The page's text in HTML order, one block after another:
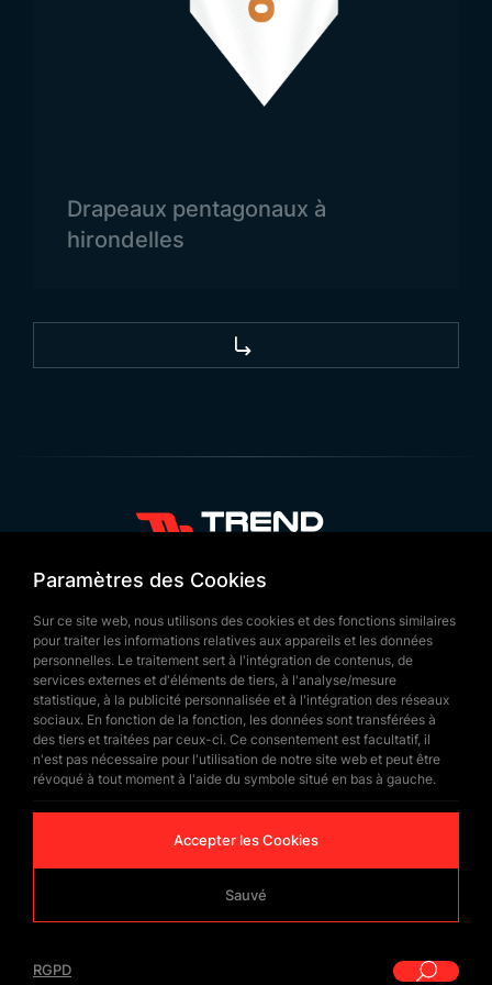
Le drapeau national est utilisé aussi bien dans les
domaines officiels que privés. Cependant, il est
surtout présent lors des cérémonies d’État et dans
démonstrations militaires. Dans ces cas, le
drapeau national est largement utilisé. Le Pérou
peuple péruvien nourrit un profond attachement
pour son drapeau. On le retrouve souvent dans les
établissements d’enseignement et les centres de
Tissage et Vente en Gros
du Drapeau du Pérou
Le drapeau du Pérou est principalement vendu en
gros pour être utilisé lors d’événements
internationaux et de grandes manifestations. La
vente en gros permet une utilisation à grande
échelle lors d’événements officiels, de
représentations diplomatiques ou de compétitions
sportives. Les drapeaux sont fabriqués à partir de
tissus durables et conçus pour résister longtemps
aux conditions extérieures. La vente en gros est
généralement destinée aux grandes célébrations,
Drapeaux pentagonaux à
hirondelles
+90 532 646 60 58
+90 532 577 60 57
bilgi@trendbayrak.com
Uğur Mumcu Mah. Eski Edirne Asfaltı
Cad. No : 554-556 İç Kapı NO: 1
SULTANGAZİ /İSTANBUL
Paramètres des Cookies
Sur ce site web, nous utilisons des cookies et des fonctions similaires
pour traiter les informations relatives aux appareils et les données
personnelles. Le traitement sert à l'intégration de contenus, de
services externes et d'éléments de tiers, à l'analyse/mesure
statistique, à la publicité personnalisée et à l'intégration des réseaux
sociaux. En fonction de la fonction, les données sont transférées à
des tiers et traitées par ceux-ci. Ce consentement est facultatif, il
n'est pas nécessaire pour l'utilisation de notre site web et peut être
révoqué à tout moment à l'aide du symbole situé en bas à gauche.
Accepter les Cookies
Sauvé
RGPD